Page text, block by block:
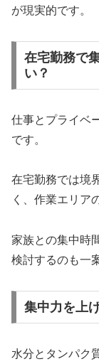
が現実的です。
在宅勤務で
い？
仕事とプライベ
です。
在宅勤務では境
く、作業エリア
家族との集中時
検討するのも一
集中力を上
水分とタンパク